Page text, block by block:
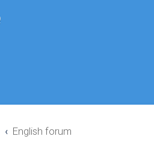
English forum